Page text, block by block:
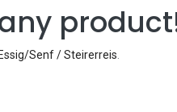
Senf / Steirerreis